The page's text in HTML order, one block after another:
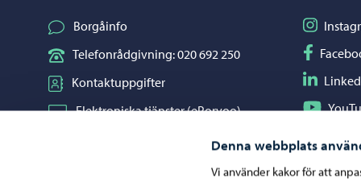
Denna webbplats
Vi använder kakor för att
Borgåinfo
Telefonrådgivning: 020 692 250
Kontaktuppgifter
Elektroniska tjänster (ePorvoo)
Kartor och lägesinformation
Följ på
Följ på
Följ på
Följ på